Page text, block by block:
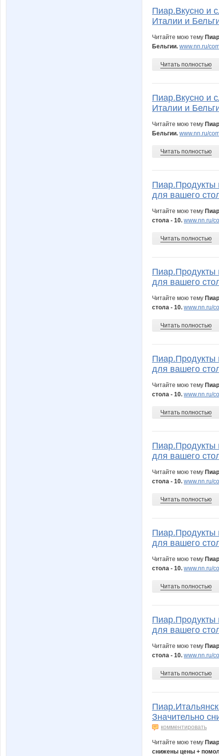
Пиар.Вкусно и
Италии и
Читайте мою тему
Бельгии. www.nn.ru/
Читать полностью
Пиар.Вкусно и
Италии и
Читайте мою тему
Бельгии. www.nn.ru/
Читать полностью
Пиар.Продукты
для вашего
Читайте мою тему
стола - 10. www.nn.ru/
Читать полностью
Пиар.Продукты
для вашего
Читайте мою тему
стола - 10. www.nn.ru/
Читать полностью
Пиар.Продукты
для вашего
Читайте мою тему
стола - 10. www.nn.ru/
Читать полностью
Пиар.Продукты
для вашего
Читайте мою тему
стола - 10. www.nn.ru/
Читать полностью
Пиар.Продукты
для вашего
Читайте мою тему
стола - 10. www.nn.ru/
Читать полностью
Пиар.Продукты
для вашего
Читайте мою тему
стола - 10. www.nn.ru/
Читать полностью
Значительно
комментировать
Читайте мою тему
снижены цены +